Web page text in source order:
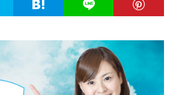
株式会社トライトキャリア
メディカルキャリア
大学院
働組合ユニオン
吐き気が止まらない
業代
土木施工管理士